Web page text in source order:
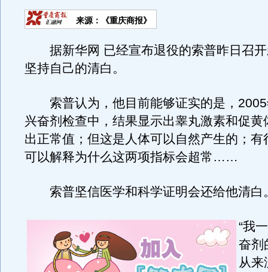
来源：《重庆商报》
据新华网 已经宣布退役的索普昨日召开
坚持自己的清白。
索普认为，他目前能够证实的是，2005
兴奋剂检查中，结果显示出睾丸激素和促黄
出正常值；但这是人体可以自然产生的；有
可以解释为什么这两项指标会超常……
索普坚信医学和科学证明会还给他清白
“我
奋剂
从来